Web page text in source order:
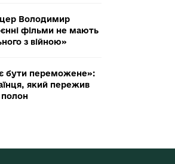
Володимир
фільми не мають
з війною»
бути переможене»:
який пережив
полон